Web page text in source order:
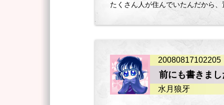
たくさん人が住んでいたんだから
20080817102205
前にも書きまし
水月狼牙